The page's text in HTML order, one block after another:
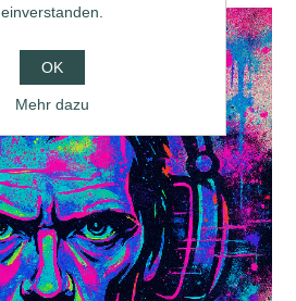
einverstanden.
OK
Mehr dazu